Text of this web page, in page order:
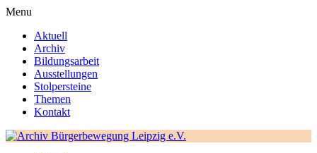
Menu
Aktuell
Archiv
Bildungsarbeit
Ausstellungen
Stolpersteine
Themen
Kontakt